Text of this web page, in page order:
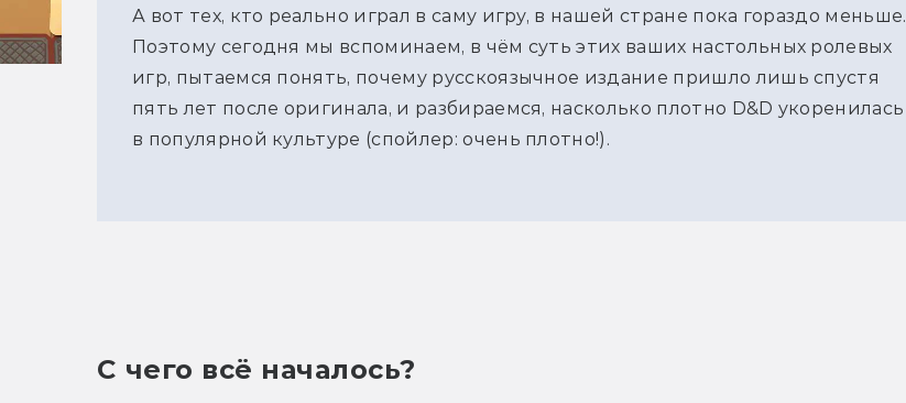
А вот тех, кто реально играл в саму игру, в нашей стране пока гораздо меньше.
Поэтому сегодня мы вспоминаем, в чём суть этих ваших настольных ролевых
игр, пытаемся понять, почему русскоязычное издание пришло лишь спустя
пять лет после оригинала, и разбираемся, насколько плотно D&D укоренилась
в популярной культуре (спойлер: очень плотно!).
C чего всё началось?